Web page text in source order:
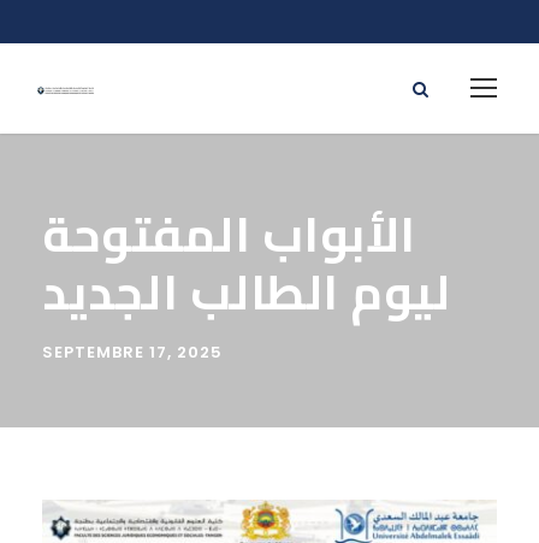
الأبواب المفتوحة
ليوم الطالب الجديد
SEPTEMBRE 17, 2025